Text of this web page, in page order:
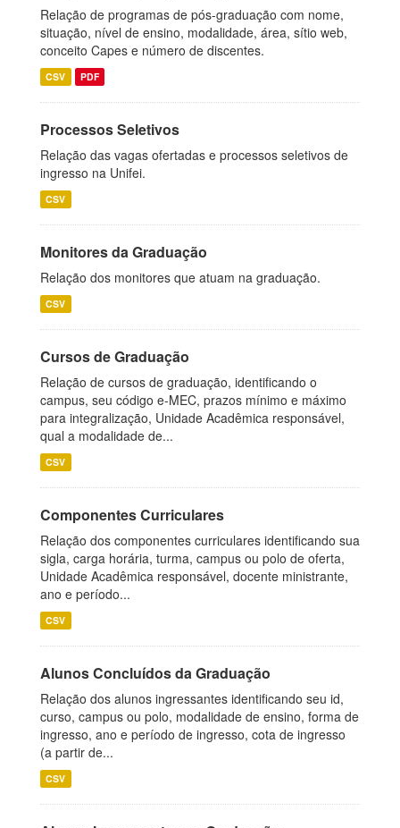
Relação de programas de pós-graduação com nome,
situação, nível de ensino, modalidade, área, sítio web,
conceito Capes e número de discentes.
CSV PDF
Processos Seletivos
Relação das vagas ofertadas e processos seletivos de
ingresso na Unifei.
CSV
Monitores da Graduação
Relação dos monitores que atuam na graduação.
CSV
Cursos de Graduação
Relação de cursos de graduação, identificando o
campus, seu código e-MEC, prazos mínimo e máximo
para integralização, Unidade Acadêmica responsável,
qual a modalidade de...
CSV
Componentes Curriculares
Relação dos componentes curriculares identificando sua
sigla, carga horária, turma, campus ou polo de oferta,
Unidade Acadêmica responsável, docente ministrante,
ano e período...
CSV
Alunos Concluídos da Graduação
Relação dos alunos ingressantes identificando seu id,
curso, campus ou polo, modalidade de ensino, forma de
ingresso, ano e período de ingresso, cota de ingresso
(a partir de...
CSV